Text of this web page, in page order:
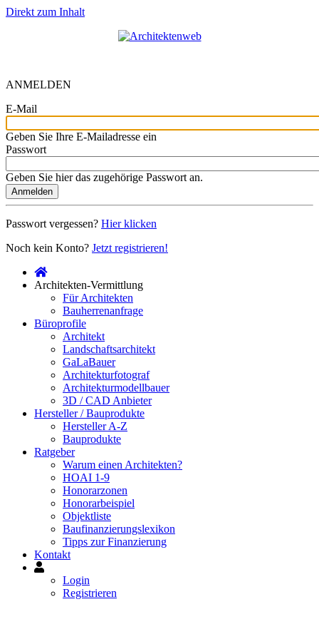
Direkt zum Inhalt
ANMELDEN
E-Mail
Geben Sie Ihre E-Mailadresse ein
Passwort
Geben Sie hier das zugehörige Passwort an.
Anmelden
Passwort vergessen? Hier klicken
Noch kein Konto? Jetzt registrieren!
Architekten-Vermittlung
Für Architekten
Bauherrenanfrage
Büroprofile
Architekt
Landschaftsarchitekt
GaLaBauer
Architekturfotograf
Architekturmodellbauer
3D / CAD Anbieter
Hersteller / Bauprodukte
Hersteller A-Z
Bauprodukte
Ratgeber
Warum einen Architekten?
HOAI 1-9
Honorarzonen
Honorarbeispiel
Objektliste
Baufinanzierungslexikon
Tipps zur Finanzierung
Kontakt
Mein
KontoLogin
Registrieren